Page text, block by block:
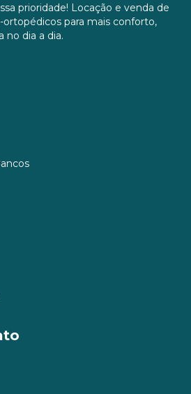
prioridade! Locação e venda de
para mais conforto,
no dia a dia.